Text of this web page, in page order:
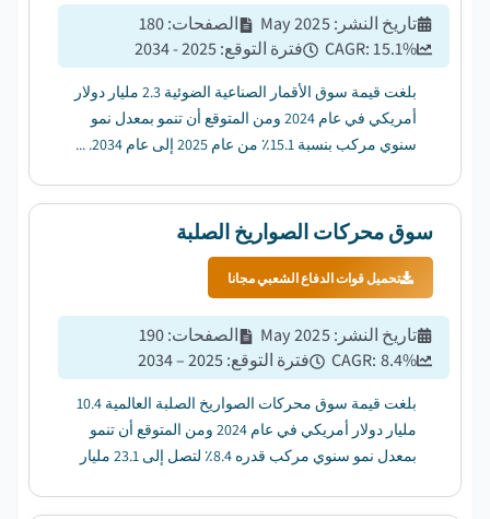
تاريخ النشر :
May 2025 الصفحات:
180
CAGR:15.1% فترة التوقع:
2025 - 2034
بلغت قيمة سوق الأقمار الصناعية الضوئية 2.3 مليار دولار
أمريكي في عام 2024 ومن المتوقع أن تنمو بمعدل نمو
سنوي مركب بنسبة 15.1٪ من عام 2025 إلى عام 2034. ...
سوق محركات الصواريخ الصلبة
تحميل قوات الدفاع الشعبي مجانا
تاريخ النشر :
May 2025 الصفحات:
190
CAGR: 8.4% فترة التوقع:
2025 – 2034
بلغت قيمة سوق محركات الصواريخ الصلبة العالمية 10.4
مليار دولار أمريكي في عام 2024 ومن المتوقع أن تنمو
بمعدل نمو سنوي مركب قدره 8.4٪ لتصل إلى 23.1 مليار